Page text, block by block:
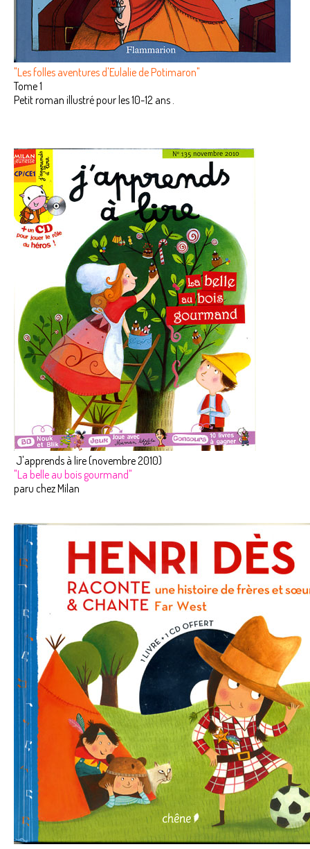
"Les folles aventures d'Eulalie de Potimaron"
Tome 1
Petit roman illustré pour les 10-12 ans .
J'apprends à lire (novembre 2010)
"La belle au bois gourmand"
paru chez Milan